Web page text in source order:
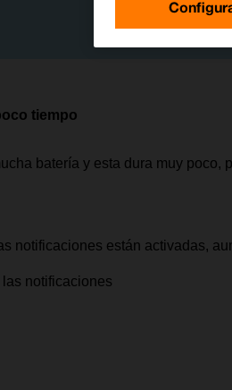
tiempo
batería y esta dura muy
notificaciones están activadas,
notificaciones